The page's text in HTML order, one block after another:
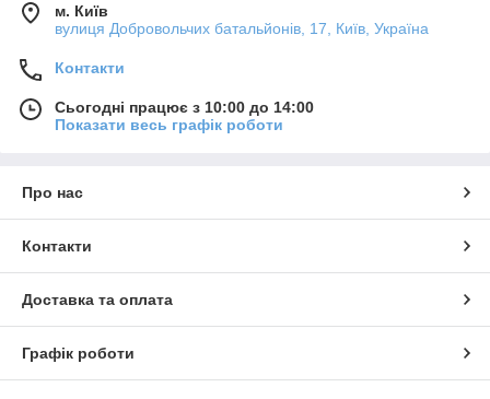
м. Київ
вулиця Добровольчих батальйонів, 17, Київ, Україна
Контакти
Сьогодні працює з 10:00 до 14:00
Показати весь графік роботи
Про нас
Контакти
Доставка та оплата
Графік роботи